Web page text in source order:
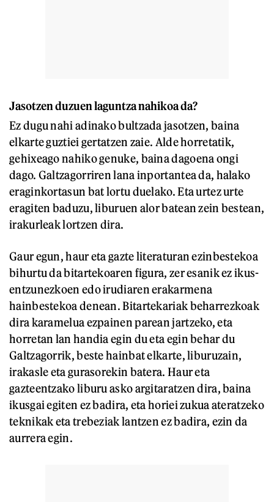
Jasotzen duzuen laguntza nahikoa da?
Ez dugu nahi adinako bultzada jasotzen, baina
elkarte guztiei gertatzen zaie. Alde horretatik,
gehixeago nahiko genuke, baina dagoena ongi
dago. Galtzagorriren lana inportantea da, halako
eraginkortasun bat lortu duelako. Eta urtez urte
eragiten baduzu, liburuen alor batean zein bestean,
irakurleak lortzen dira.
Gaur egun, haur eta gazte literaturan ezinbestekoa
bihurtu da bitartekoaren figura, zer esanik ez ikus-
entzunezkoen edo irudiaren erakarmena
hainbestekoa denean. Bitartekariak beharrezkoak
dira karamelua ezpainen parean jartzeko, eta
horretan lan handia egin du eta egin behar du
Galtzagorrik, beste hainbat elkarte, liburuzain,
irakasle eta gurasorekin batera. Haur eta
gazteentzako liburu asko argitaratzen dira, baina
ikusgai egiten ez badira, eta horiei zukua ateratzeko
teknikak eta trebeziak lantzen ez badira, ezin da
aurrera egin.